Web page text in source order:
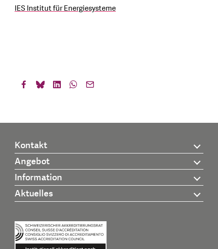
IES Institut für Energiesysteme
Kontakt
Angebot
Information
Aktuelles